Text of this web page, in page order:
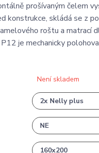
prošívaným čelem
konstrukce, skládá se z
roštu a matrací
je mechanicky
Není skladem